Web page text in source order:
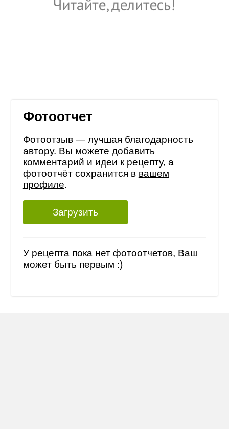
Фотоотчет
Фотоотзыв — лучшая благодарность
автору. Вы можете добавить
комментарий и идеи к рецепту, а
фотоотчёт сохранится в вашем
профиле.
Загрузить
У рецепта пока нет фотоотчетов, Ваш
может быть первым :)